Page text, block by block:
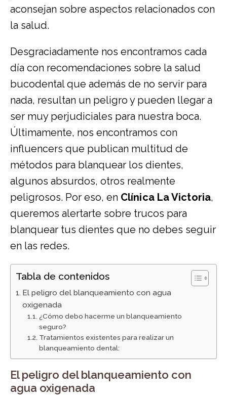
aconsejan sobre aspectos relacionados con
la salud.
Desgraciadamente nos encontramos cada
día con recomendaciones sobre la salud
bucodental que además de no servir para
nada, resultan un peligro y pueden llegar a
ser muy perjudiciales para nuestra boca.
Últimamente, nos encontramos con
influencers que publican multitud de
métodos para blanquear los dientes,
algunos absurdos, otros realmente
peligrosos. Por eso, en Clínica La Victoria,
queremos alertarte sobre trucos para
blanquear tus dientes que no debes seguir
en las redes.
Tabla de contenidos
El peligro del blanqueamiento con agua
oxigenada
¿Cómo debo hacerme un blanqueamiento
seguro?
Tratamientos existentes para realizar un
blanqueamiento dental:
El peligro del blanqueamiento con
agua oxigenada